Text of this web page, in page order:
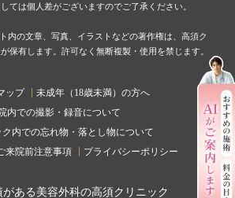
ては個人差がございますのでご了承ください。
内の文章、写真、イラストなどの著作権は、高須ク
保有します。許可なく無断複製・使用を禁じます。
ップ
未成年（18歳未満）の方へ
内での撮影・録音について
ク内での忘れ物・落とし物について
来院前注意事項
プライバシーポリシー
がある美容外科の高須クリニック